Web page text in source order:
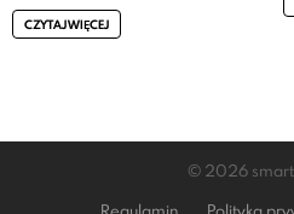
CZYTAJ WIĘCEJ
© 2026